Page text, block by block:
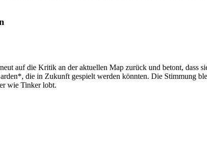
auf die Kritik an der aktuellen Map zurück und betont,
die in Zukunft gespielt werden könnten. Die Stimmung
wie Tinker lobt.